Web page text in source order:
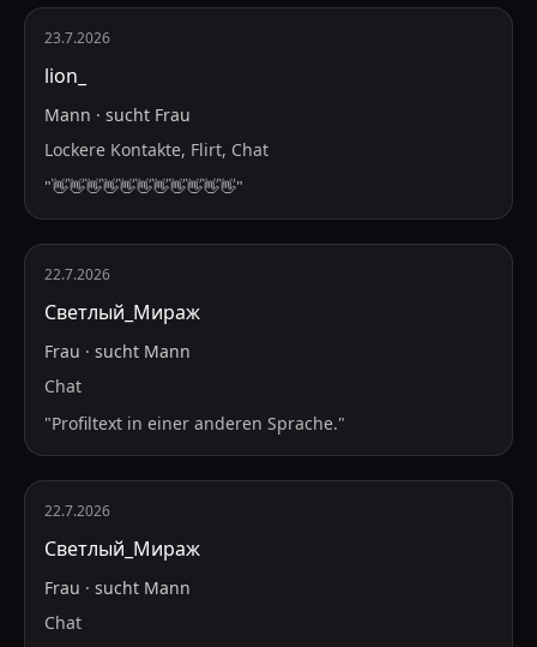
23.7.2026
lion_
Mann · sucht Frau
Lockere Kontakte, Flirt, Chat
"👋👋👋👋👋👋👋👋👋👋👋"
22.7.2026
Светлый_Мираж
Frau · sucht Mann
Chat
"Profiltext in einer anderen Sprache."
22.7.2026
Светлый_Мираж
Frau · sucht Mann
Chat